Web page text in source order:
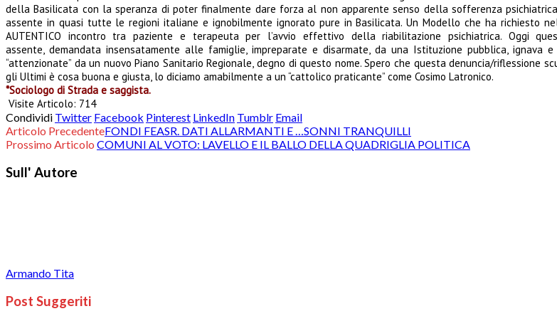
della Basilicata con la speranza di poter finalmente dare forza al non apparente senso della sofferenza
assente in quasi tutte le regioni italiane e ignobilmente ignorato pure in Basilicata. Un Modello che ha richiesto
AUTENTICO incontro tra paziente e terapeuta per l’avvio effettivo della riabilitazione psichiatrica. Oggi
assente, demandata insensatamente alle famiglie, impreparate e disarmate, da una Istituzione pubblica,
“attenzionate” da un nuovo Piano Sanitario Regionale, degno di questo nome. Spero che questa denuncia/riflessione
gli Ultimi è cosa buona e giusta, lo diciamo amabilmente a un “cattolico praticante” come Cosimo Latronico.
*Sociologo di Strada e saggista.
Visite Articolo: 714
Condividi Twitter Facebook Pinterest LinkedIn Tumblr Email
Articolo PrecedenteFONDI FEASR. DATI ALLARMANTI E …SONNI TRANQUILLI
Prossimo Articolo COMUNI AL VOTO: LAVELLO E IL BALLO DELLA QUADRIGLIA POLITICA
Sull' Autore
Armando Tita
Post Suggeriti